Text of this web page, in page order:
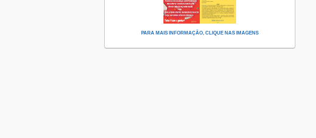
PARA MAIS INFORMAÇÃO, CLIQUE NAS IMAGENS